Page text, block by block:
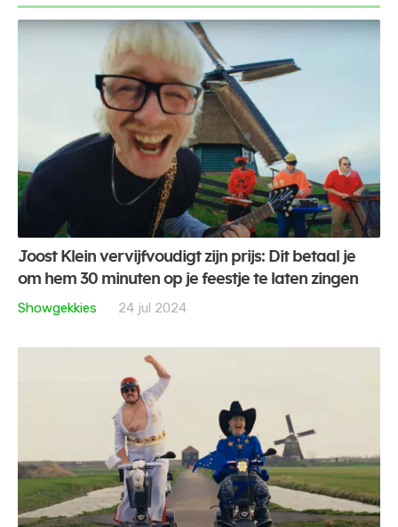
Joost Klein vervijfvoudigt zijn prijs: Dit betaal je
om hem 30 minuten op je feestje te laten zingen
Showgekkies
24 jul 2024